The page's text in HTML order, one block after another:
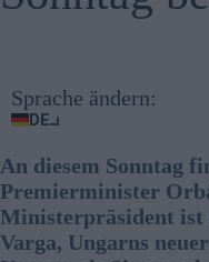
Sprache ändern:
DE
An diesem Sonntag
Premierminister
Ministerpräsident ist
Varga, Ungarns